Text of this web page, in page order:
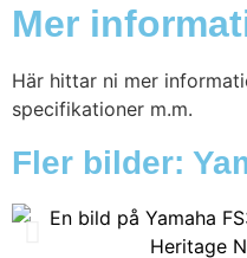
Mer
Här hittar ni mer
specifikationer m.m.
Fler bilder: